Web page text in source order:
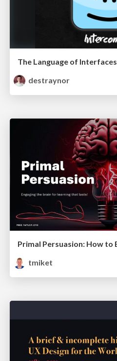
The Language of Interfaces
destraynor
tmiket